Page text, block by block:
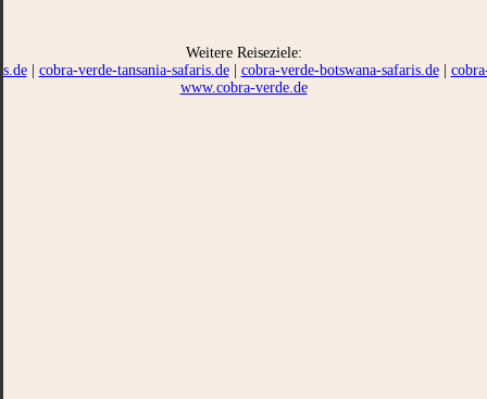
Weitere Reiseziele:
| cobra-verde-tansania-safaris.de| cobra-verde-botswana-safaris.de|
www.cobra-verde.de